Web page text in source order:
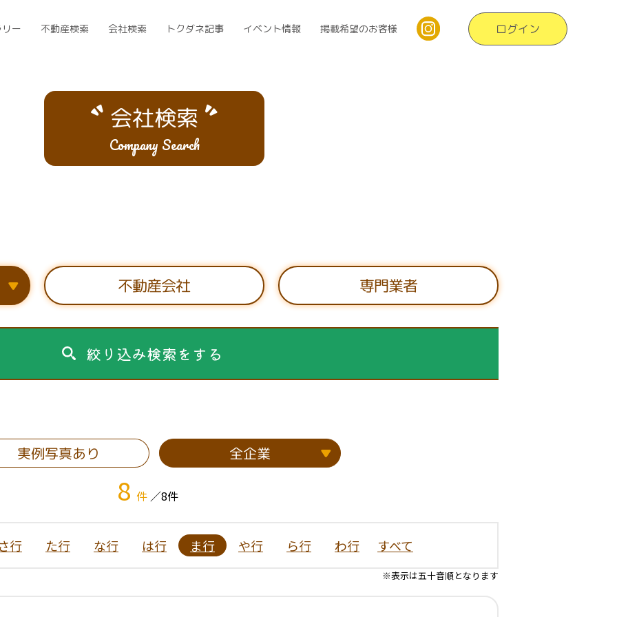
ー 不動産検索 会社検索 トクダネ記事 イベント情報 掲載希望のお客様 ログイン
会社検索
Company Search
不動産会社 専門業者
絞り込み検索をする
実例写真あり 全企業
8 件 ／8件
さ行 た行 な行 は行 ま行 や行 ら行 わ行 すべて
※表示は五十音順となります